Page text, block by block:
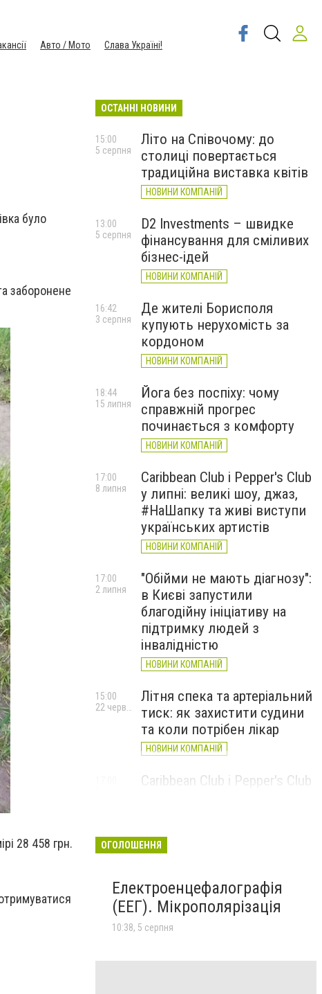
Авто / Мото Слава Україні!
було
заборонене
28 458 грн.
ОСТАННІ НОВИНИ
Літо на Співочому: до
столиці повертається
традиційна виставка квітів
НОВИНИ КОМПАНІЙ
15:00
5 серпня
D2 Investments – швидке
фінансування для сміливих
бізнес-ідей
НОВИНИ КОМПАНІЙ
13:00
5 серпня
Де жителі Борисполя
купують нерухомість за
кордоном
НОВИНИ КОМПАНІЙ
16:42
3 серпня
Йога без поспіху: чому
справжній прогрес
починається з комфорту
НОВИНИ КОМПАНІЙ
18:44
15 липня
Caribbean Club і Pepper's Club
у липні: великі шоу, джаз,
#НаШапку та живі виступи
українських артистів
НОВИНИ КОМПАНІЙ
17:00
8 липня
"Обійми не мають діагнозу":
в Києві запустили
благодійну ініціативу на
підтримку людей з
інвалідністю
НОВИНИ КОМПАНІЙ
17:00
2 липня
Літня спека та артеріальний
тиск: як захистити судини
та коли потрібен лікар
НОВИНИ КОМПАНІЙ
15:00
Caribbean Club і Pepper's Club
НОВИНИ КОМПАНІЙ
ОГОЛОШЕННЯ
Електроенцефалографія
(ЕЕГ). Мікрополярізація
10:38, 5 серпня